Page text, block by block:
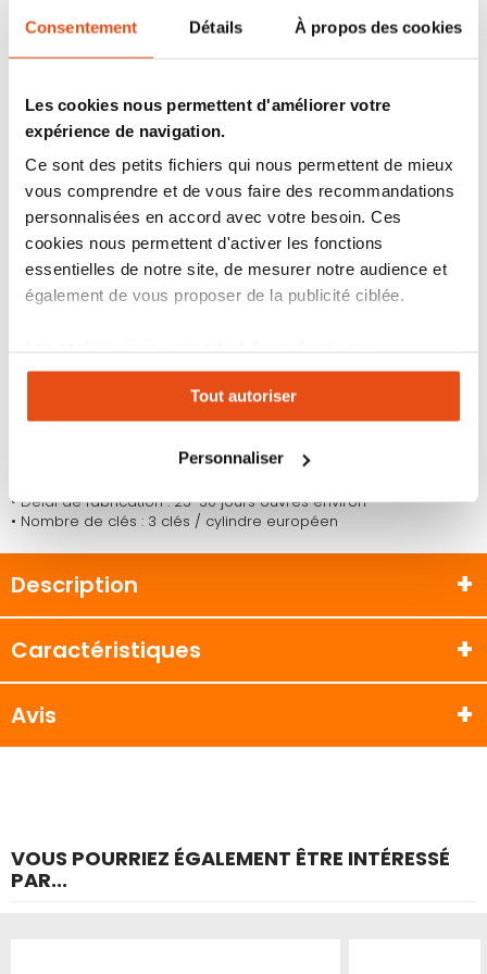
Consentement Détails À propos des cookies
Les cookies nous permettent d'améliorer votre
expérience de navigation.
Ce sont des petits fichiers qui nous permettent de mieux
vous comprendre et de vous faire des recommandations
personnalisées en accord avec votre besoin. Ces
cookies nous permettent d'activer les fonctions
essentielles de notre site, de mesurer notre audience et
également de vous proposer de la publicité ciblée.
expérience personnalisée sur notre site. Vous pouvez
changer votre choix à n'importe quel moment. Refuser
tous les cookies peut limiter certaines fonctionnalités.
Tout autoriser
Personnaliser
Goupilles multidirectionnellesdisposées radialement dans le
anti-crochetage
anti-bumping
anti-perçage
anti-arrachage
anticorrosion
Nouveau brevet sur les clés et le cylindre serrurevalable
jusqu’en 2030.
Vendu avec3 clés réversibleset carte de propriété : pas de
côté extérieur et 50 mm côté intérieur.
• Fabrication de plusieurs cylindres RADIALis à double entrée, à
• Délai de fabrication : 25-30 jours ouvrés environ
• Nombre de clés : 3 clés / cylindre européen
Description
Caractéristiques
Avis
VOUS POURRIEZ ÉGALEMENT ÊTRE INTÉRESSÉ
PAR...